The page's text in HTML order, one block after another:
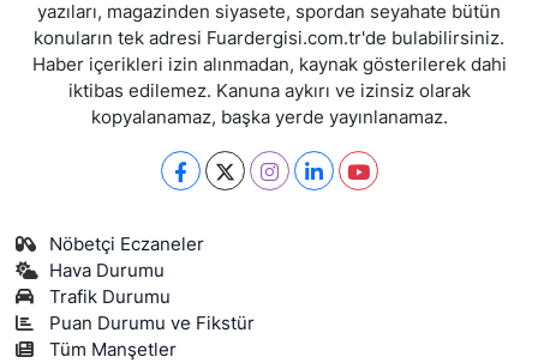
yazıları, magazinden siyasete, spordan seyahate bütün
konuların tek adresi Fuardergisi.com.tr'de bulabilirsiniz.
Haber içerikleri izin alınmadan, kaynak gösterilerek dahi
iktibas edilemez. Kanuna aykırı ve izinsiz olarak
kopyalanamaz, başka yerde yayınlanamaz.
Nöbetçi Eczaneler
Hava Durumu
Trafik Durumu
Puan Durumu ve Fikstür
Tüm Manşetler